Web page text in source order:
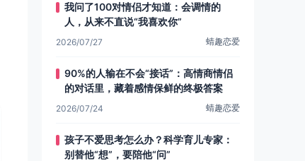
我问了100对情侣才知道：会调情的
人，从来不直说“我喜欢你”
2026/07/27 蜻趣恋爱
90%的人输在不会“接话”：高情商情侣
的对话里，藏着感情保鲜的终极答案
2026/07/24 蜻趣恋爱
孩子不爱思考怎么办？科学育儿专家：
别替他“想”，要陪他“问”